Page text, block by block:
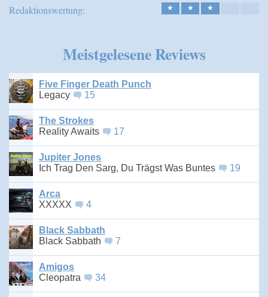
Redaktionswertung: ★ ★ ★
Meistgelesene Reviews
Five Finger Death Punch
Legacy
15
The Strokes
Reality Awaits
17
Jupiter Jones
Ich Trag Den Sarg, Du Trägst Was Buntes
19
Arca
XXXXX
4
Black Sabbath
Black Sabbath
7
Amigos
Cleopatra
34